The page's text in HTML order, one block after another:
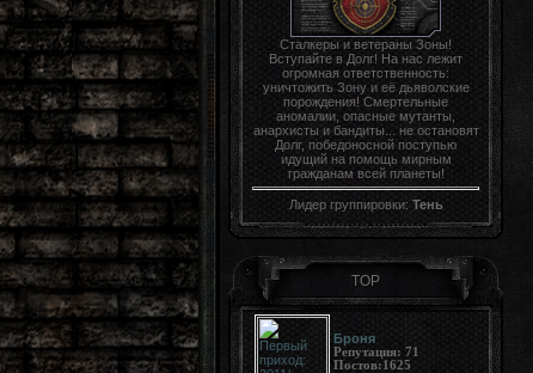
Сталкеры и ветераны Зоны!
Вступайте в Долг! На нас лежит
огромная ответственность:
уничтожить Зону и её дьяволские
порождения! Смертельные
аномалии, опасные мутанты,
анархисты и бандиты... не остановят
Долг, победоносной поступью
идущий на помощь мирным
гражданам всей планеты!
Лидер группировки: Тень
TOP
Броня
Репутация: 71
Постов:1625